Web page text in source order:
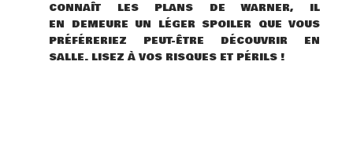
CONNAÎT LES PLANS DE WARNER, IL
EN DEMEURE UN LÉGER SPOILER QUE VOUS
PRÉFÉRERIEZ PEUT-ÊTRE DÉCOUVRIR EN
SALLE. LISEZ À VOS RISQUES ET PÉRILS !